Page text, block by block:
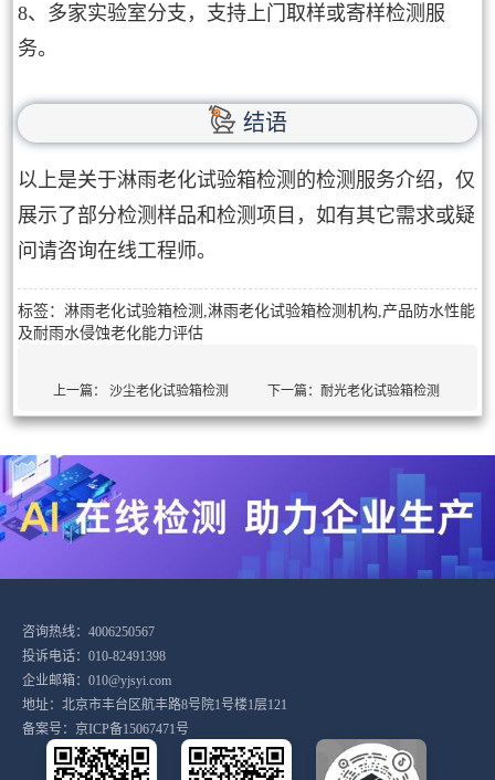
8、多家实验室分支，支持上门取样或寄样检测服
务。
结语
以上是关于淋雨老化试验箱检测的检测服务介绍，仅
展示了部分检测样品和检测项目，如有其它需求或疑
问请咨询在线工程师。
标签：淋雨老化试验箱检测,淋雨老化试验箱检测机构,产品防水性能
及耐雨水侵蚀老化能力评估
上一篇：沙尘老化试验箱检测 下一篇： 耐光老化试验箱检测
咨询热线：4006250567
投诉电话：010-82491398
企业邮箱：010@yjsyi.com
地址：北京市丰台区航丰路8号院1号楼1层121
备案号： 京ICP备15067471号